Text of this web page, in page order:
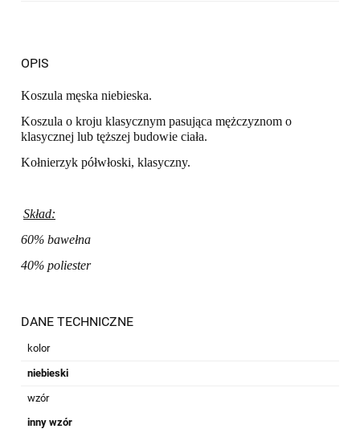
OPIS
Koszula męska niebieska.
Koszula o kroju klasycznym pasująca mężczyznom o
klasycznej lub tęższej budowie ciała.
Kołnierzyk półwłoski, klasyczny.
Skład:
60% bawełna
40% poliester
DANE TECHNICZNE
kolor
niebieski
wzór
inny wzór